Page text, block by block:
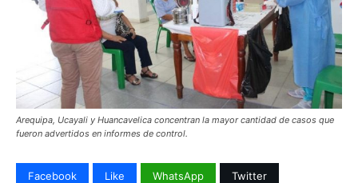
Arequipa, Ucayali y Huancavelica concentran la mayor cantidad de casos que
fueron advertidos en informes de control.
Facebook Like WhatsApp Twitter